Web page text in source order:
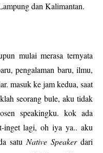
dan Kalimantan.
mulai merasa ternyata
pengalaman baru, ilmu,
masuk ke jam kedua, saat
seorang bule, aku tidak
speakingku. kok ada
inget lagi, oh iya ya.. aku
satu Native Speakerdari